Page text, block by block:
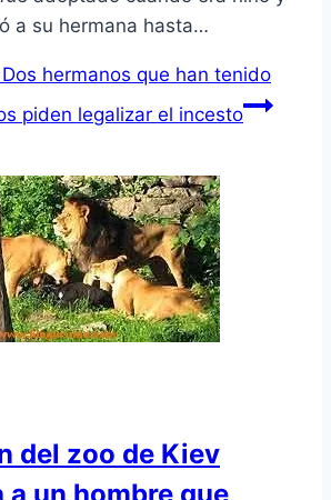
a su hermana hasta…
Dos hermanos que han tenido
piden legalizar el incesto
del zoo de Kiev